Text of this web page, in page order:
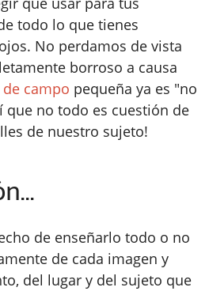
todo lo que tienes
No perdamos de vista
borroso a causa
campo pequeña ya es "no
que no todo es cuestión de
de nuestro sujeto!
de enseñarlo todo o no
de cada imagen y
del lugar y del sujeto que